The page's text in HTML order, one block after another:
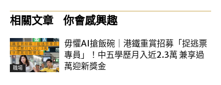
相關文章 你會感興趣
職場
毋懼AI搶飯碗｜港鐵重賞招募「捉逃票
專員」！中五學歷月入近2.3萬 兼享過
萬迎新獎金